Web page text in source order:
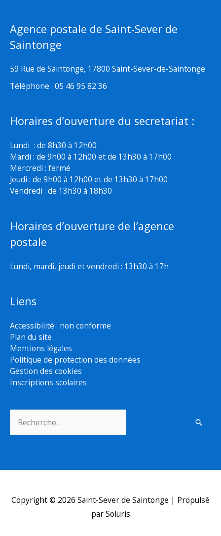
Agence postale de Saint-Sever de
Saintonge
59 Rue de Saintonge, 17800 Saint-Sever-de-Saintonge
Téléphone : 05 46 95 82 36
Horaires d’ouverture du secretariat :
Lundi : de 8h30 à 12h00
Mardi : de 9h00 à 12h00 et de 13h30 à 17h00
Mercredi : fermé
Jeudi : de 9h00 à 12h00 et de 13h30 à 17h00
Vendredi : de 13h30 à 18h30
Horaires d’ouverture de l’agence
postale
Lundi, mardi, jeudi et vendredi : 13h30 à 17h
Liens
Accessibilité : non conforme
Plan du site
Mentions légales
Politique de protection des données
Gestion des cookies
Inscriptions scolaires
Copyright © 2026 Saint-Sever de Saintonge | Propulsé
par Soluris